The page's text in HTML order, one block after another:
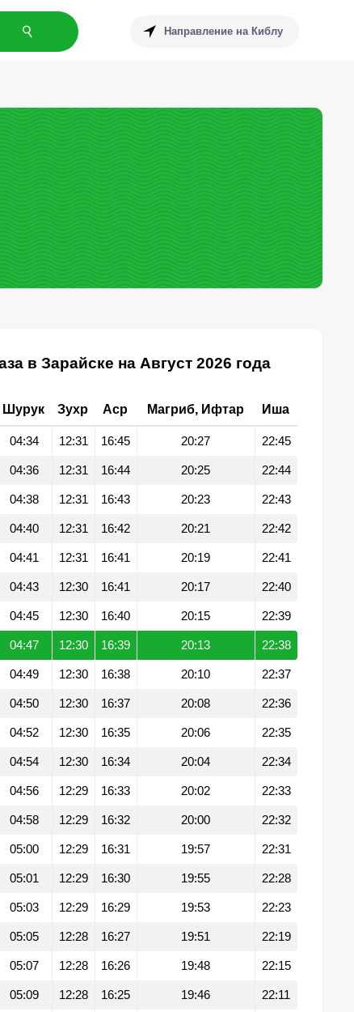
Направление на Киблу
в Зарайске на Август 2026 года
Шурук Зухр Аср Магриб, Ифтар Иша
04:34 12:31 16:45 20:27 22:45
04:36 12:31 16:44 20:25 22:44
04:38 12:31 16:43 20:23 22:43
04:40 12:31 16:42 20:21 22:42
04:41 12:31 16:41 20:19 22:41
04:43 12:30 16:41 20:17 22:40
04:45 12:30 16:40 20:15 22:39
04:47 12:30 16:39 20:13 22:38
04:49 12:30 16:38 20:10 22:37
04:50 12:30 16:37 20:08 22:36
04:52 12:30 16:35 20:06 22:35
04:54 12:30 16:34 20:04 22:34
04:56 12:29 16:33 20:02 22:33
04:58 12:29 16:32 20:00 22:32
05:00 12:29 16:31 19:57 22:31
05:01 12:29 16:30 19:55 22:28
05:03 12:29 16:29 19:53 22:23
05:05 12:28 16:27 19:51 22:19
05:07 12:28 16:26 19:48 22:15
05:09 12:28 16:25 19:46 22:11